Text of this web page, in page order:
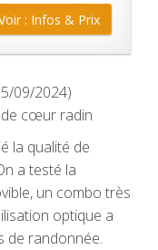
: Infos & Prix
09/2024)
cœur radin
la qualité de
a testé la
un combo très
optique a
de randonnée.